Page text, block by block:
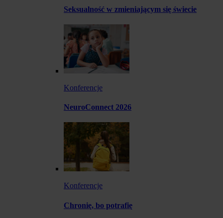
Seksualność w zmieniającym się świecie
Konferencje
NeuroConnect 2026
Konferencje
Chronię, bo potrafię